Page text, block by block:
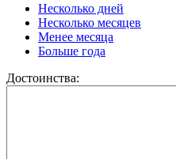
Несколько дней
Несколько месяцев
Менее месяца
Больше года
Достоинства: